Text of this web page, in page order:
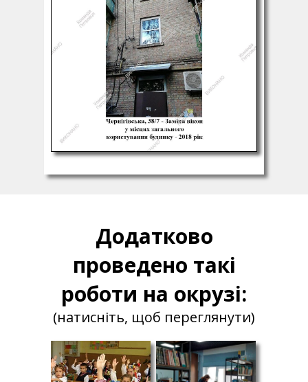
Додатково
проведено такі
роботи на окрузі:
(натисніть, щоб переглянути)